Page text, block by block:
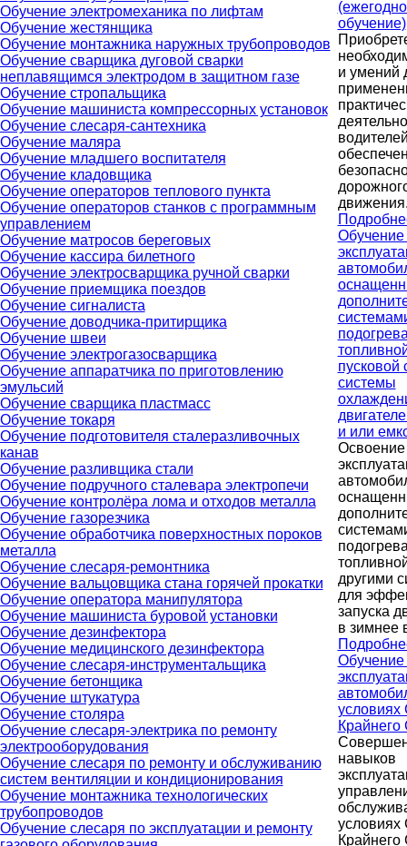
Обучение электромеханика по лифтам
Обучение жестянщика
Обучение монтажника наружных трубопроводов
Обучение сварщика дуговой сварки
неплавящимся электродом в защитном газе
Обучение стропальщика
Обучение машиниста компрессорных установок
Обучение слесаря-сантехника
Обучение маляра
Обучение младшего воспитателя
Обучение кладовщика
Обучение операторов теплового пункта
Обучение операторов станков с программным
управлением
Обучение матросов береговых
Обучение кассира билетного
Обучение электросварщика ручной сварки
Обучение приемщика поездов
Обучение сигналиста
Обучение доводчика-притирщика
Обучение швеи
Обучение электрогазосварщика
Обучение аппаратчика по приготовлению
эмульсий
Обучение сварщика пластмасс
Обучение токаря
Обучение подготовителя сталеразливочных
канав
Обучение разливщика стали
Обучение подручного сталевара электропечи
Обучение контролёра лома и отходов металла
Обучение газорезчика
Обучение обработчика поверхностных пороков
металла
Обучение слесаря-ремонтника
Обучение вальцовщика стана горячей прокатки
Обучение оператора манипулятора
Обучение машиниста буровой установки
Обучение дезинфектора
Обучение медицинского дезинфектора
Обучение слесаря-инструментальщика
Обучение бетонщика
Обучение штукатура
Обучение столяра
Обучение слесаря-электрика по ремонту
электрооборудования
Обучение слесаря по ремонту и обслуживанию
систем вентиляции и кондиционирования
Обучение монтажника технологических
трубопроводов
Обучение слесаря по эксплуатации и ремонту
обучение)
и умений
Обучение
пусковой
системы
и или
другими
для
запуска
в зимнее
Обучение
условиях
навыков
условиях